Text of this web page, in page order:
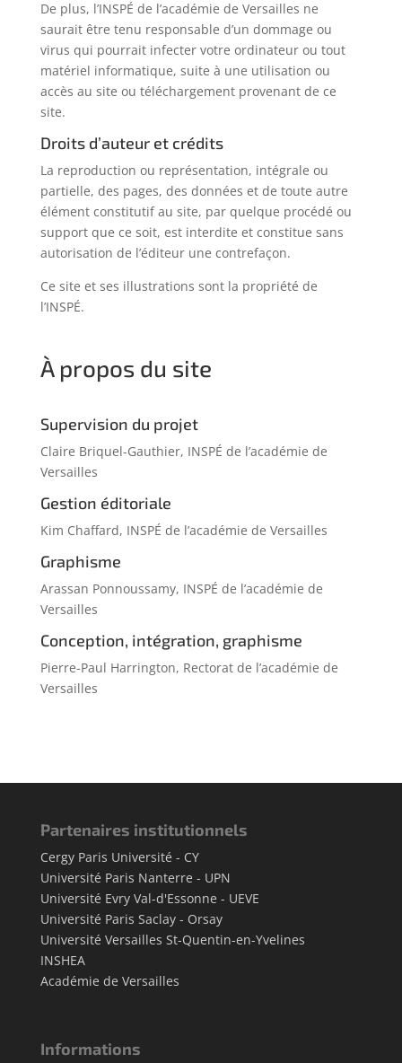
De plus, l’INSPÉ de l’académie de Versailles ne
saurait être tenu responsable d’un dommage ou
virus qui pourrait infecter votre ordinateur ou tout
matériel informatique, suite à une utilisation ou
accès au site ou téléchargement provenant de ce
site.
Droits d’auteur et crédits
La reproduction ou représentation, intégrale ou
partielle, des pages, des données et de toute autre
élément constitutif au site, par quelque procédé ou
support que ce soit, est interdite et constitue sans
autorisation de l’éditeur une contrefaçon.
Ce site et ses illustrations sont la propriété de
l’INSPÉ.
À propos du site
Supervision du projet
Claire Briquel-Gauthier, INSPÉ de l’académie de
Versailles
Gestion éditoriale
Kim Chaffard, INSPÉ de l’académie de Versailles
Graphisme
Arassan Ponnoussamy, INSPÉ de l’académie de
Versailles
Conception, intégration, graphisme
Pierre-Paul Harrington, Rectorat de l’académie de
Versailles
Partenaires institutionnels
Cergy Paris Université - CY
Université Paris Nanterre - UPN
Université Evry Val-d'Essonne - UEVE
Université Paris Saclay - Orsay
Université Versailles St-Quentin-en-Yvelines
INSHEA
Académie de Versailles
Informations